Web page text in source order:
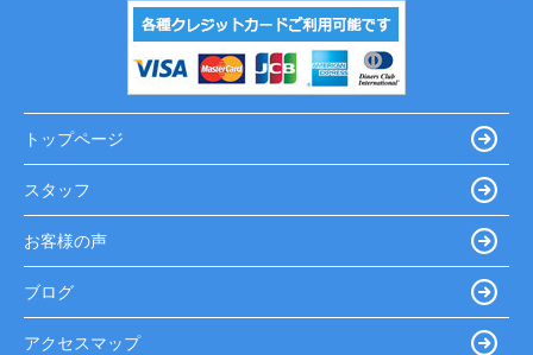
トップページ
スタッフ
お客様の声
ブログ
アクセスマップ